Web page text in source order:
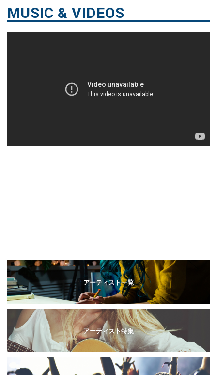
MUSIC & VIDEOS
アーティスト一覧
アーティスト特集